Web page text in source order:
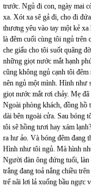
trước. Ngủ đi con, ngày mai
xa. Xót xa sẽ gả đi, cho đi
thương yêu vào tay một kẻ
là đêm cuối cùng tôi ngủ trên
che giấu cho tôi suốt quãng
những giọt nước mắt hạnh
cũng không ngủ cạnh tôi
nên ngủ một mình. Hình như
giọt nước mắt rơi chảy. Mẹ
Ngoài phòng khách, đồng
dài bên ngoài cửa. Sau bóng
tôi sẽ hồng tươi hay xám
ra hư ảo. Và bóng đêm đang
Hình như tôi ngủ. Mà hình
Người đàn ông đứng tuổi, làn
trắng đang toả nắng chiều
trể nãi lơi lả xuống bầu ngực